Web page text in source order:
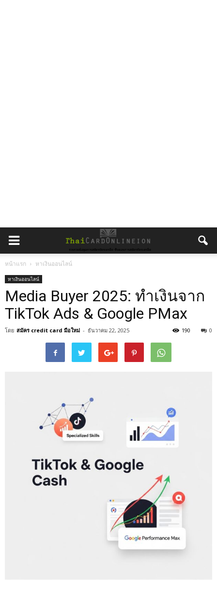
หน้าแรก หาเงินออนไลน์
หาเงินออนไลน์
Media Buyer 2025: ทำเงินจาก
TikTok Ads & Google PMax
โดย สมัคร credit card มือใหม่ - ธันวาคม 22, 2025 0
190